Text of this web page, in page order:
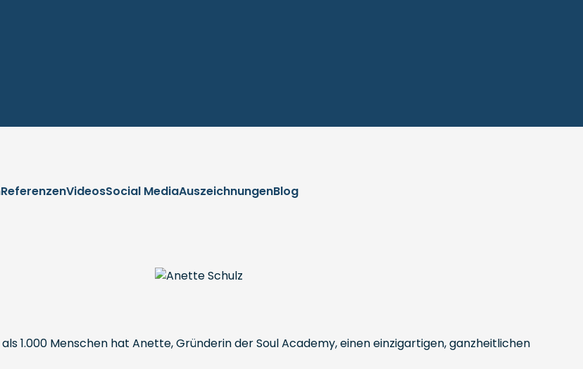
ReferenzenVideosSocial MediaAuszeichnungenBlog
1.000 Menschen hat Anette, Gründerin der Soul Academy, einen einzigartigen, ganzheitlichen